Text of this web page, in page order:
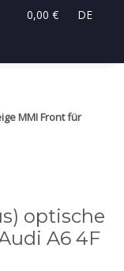
0,00 € DE
MMI Front für
optische
A6 4F